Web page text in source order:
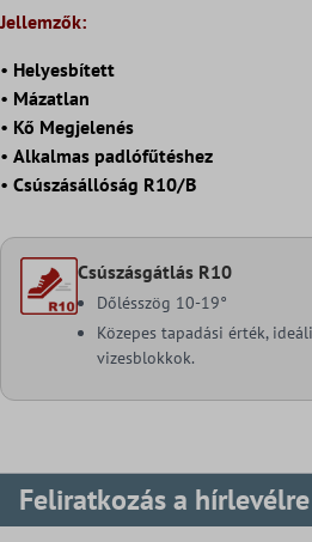
Jellemzők:
• Helyesbített
• Mázatlan
• Kő Megjelenés
• Alkalmas padlófűtéshez
• Csúszásállóság R10/B
Csúszásgátlás R10
Dőlésszög 10-19°
Közepes tapadási érték,
vizesblokkok.
Feliratkozás a hírlevélre